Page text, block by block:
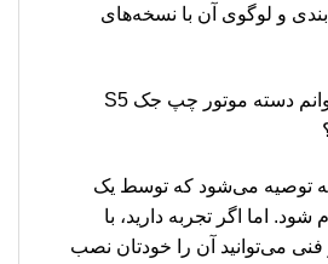
و لوگوی آن با نسخه‌های
سؤال 2: چگونه می‌توانم دسته موتور چپ جک S5
توصیه می‌شود که توسط یک
اما اگر تجربه دارید، با
می‌توانید آن را خودتان نصب